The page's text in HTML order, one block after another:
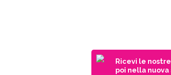
Ricevi le
poi nella